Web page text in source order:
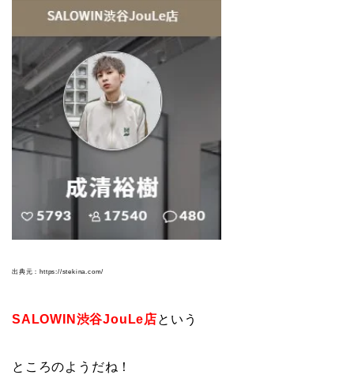
出典元：https://stekina.com/
SALOWIN渋谷JouLe店という
ところのようだね！